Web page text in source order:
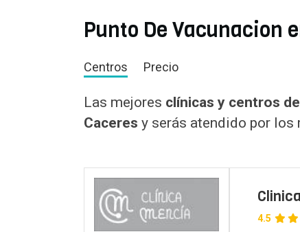
Punto De Vacunacion
Centros Precio
Las mejores clínicas y centros
Caceres y serás atendido por los
4.5